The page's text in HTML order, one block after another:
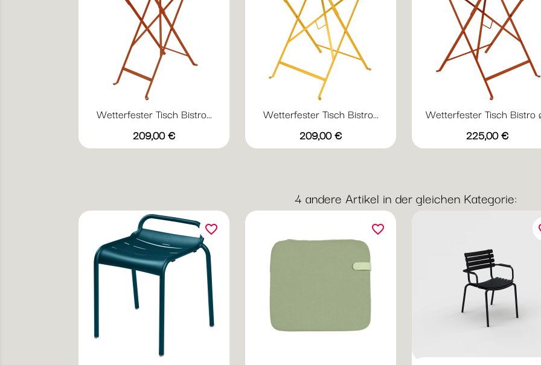
Wetterfester Tisch Bistro...
Preis
209,00 €
Vorschau
AbyssblauAcapulcoblau
Anthrazit
Chili Gewittergrau
Wetterfester Tisch Bistro...
Preis
209,00 €
Vorschau
AbyssblauAcapulcoblau
Anthrazit
Chili Gewittergrau
Wetterfester Tisch Bistro
Preis
225,00 €
Vorschau
AbyssblauAcapulcoblau
Anthrazit
Chili
4 andere Artikel in der gleichen Kategorie:
favorite_border favorite_border